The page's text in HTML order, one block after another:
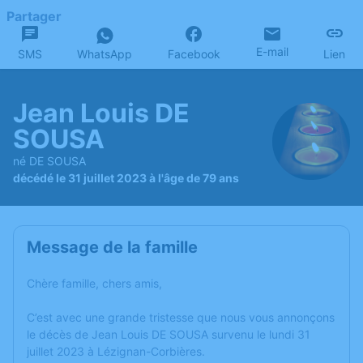
Partager
SMS WhatsApp Facebook E-mail Lien
Jean Louis DE
SOUSA
né DE SOUSA
décédé le 31 juillet 2023 à l'âge de 79 ans
Message de la famille
Chère famille, chers amis,
C’est avec une grande tristesse que nous vous annonçons
le décès de Jean Louis DE SOUSA survenu le lundi 31
juillet 2023 à Lézignan-Corbières.